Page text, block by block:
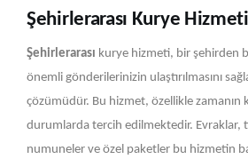
Şehirlerarası Kurye
Şehirlerarası kurye hizmeti, bir şehirden
önemli gönderilerinizin ulaştırılmasını
çözümüdür. Bu hizmet, özellikle zamanın
durumlarda tercih edilmektedir. Evraklar,
numuneler ve özel paketler bu hizmetin